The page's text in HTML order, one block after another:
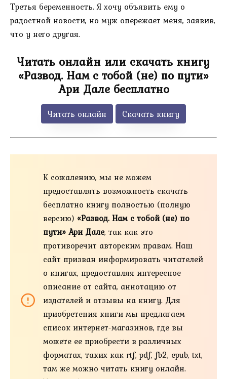
Третья беременность. Я хочу объявить ему о
радостной новости, но муж опережает меня, заявив,
что у него другая.
Читать онлайн или скачать книгу
«Развод. Нам с тобой (не) по пути»
Ари Дале бесплатно
Читать онлайн Скачать книгу
К сожалению, мы не можем
предоставлять возможность скачать
бесплатно книгу полностью (полную
версию) «Развод. Нам с тобой (не) по
пути» Ари Дале, так как это
противоречит авторским правам. Наш
сайт призван информировать читателей
о книгах, предоставляя интересное
описание от сайта, аннотацию от
издателей и отзывы на книгу. Для
приобретения книги мы предлагаем
список интернет-магазинов, где вы
можете ее приобрести в различных
форматах, таких как rtf, pdf, fb2, epub, txt,
там же можно читать книгу онлайн.